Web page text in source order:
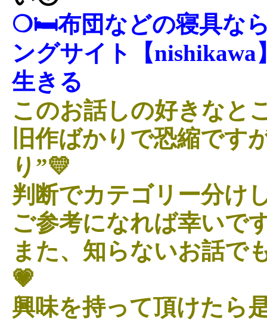
❍🛏布団などの寝具な
ングサイト【nishikawa
生きる
このお話しの好きなと
旧作ばかりで恐縮です
り”💛
判断でカテゴリー分け
ご参考になれば幸いで
また、知らないお話で
💗
興味を持って頂けたら